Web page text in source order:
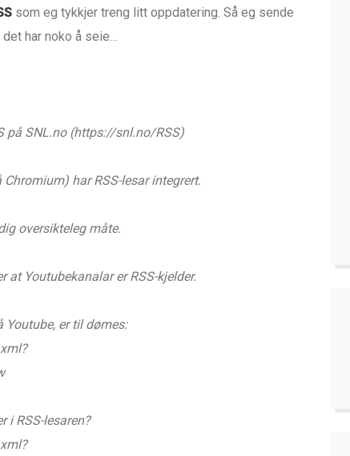
som eg tykkjer treng litt oppdatering. Så eg sende
har noko å seie…
på SNL.no (https://snl.no/RSS)
har RSS-lesar integrert.
oversikteleg måte.
at Youtubekanalar er RSS-kjelder.
Youtube, er til dømes:
i RSS-lesaren?